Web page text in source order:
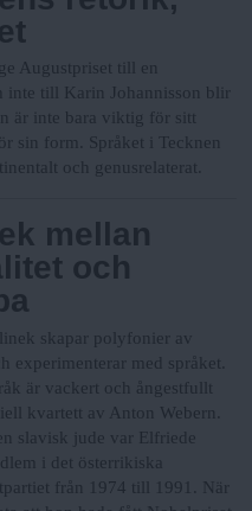
Augustpriset till en
inte till Karin Johannisson blir
är inte bara viktig för sitt
sin form. Språket i Tecknen
och genusrelaterat.
mellan
och
skapar polyfonier av
experimenterar med språket.
är vackert och ångestfullt
kvartett av Anton Webern.
slavisk jude var Elfriede
i det österrikiska
från 1974 till 1991. När